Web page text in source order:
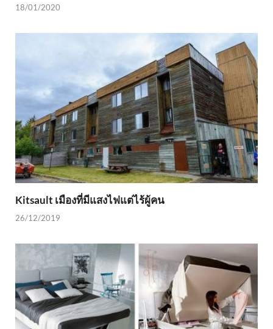
18/01/2020
Kitsault เมืองที่มีแสงไฟแต่ไร้ผู้คน
26/12/2019